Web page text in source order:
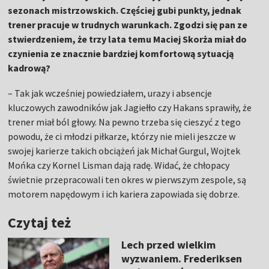
sezonach mistrzowskich. Częściej gubi punkty, jednak
trener pracuje w trudnych warunkach. Zgodzi się pan ze
stwierdzeniem, że trzy lata temu Maciej Skorża miał do
czynienia ze znacznie bardziej komfortową sytuacją
kadrową?
– Tak jak wcześniej powiedziałem, urazy i absencje
kluczowych zawodników jak Jagiełło czy Hakans sprawiły, że
trener miał ból głowy. Na pewno trzeba się cieszyć z tego
powodu, że ci młodzi piłkarze, którzy nie mieli jeszcze w
swojej karierze takich obciążeń jak Michał Gurgul, Wojtek
Mońka czy Kornel Lisman dają radę. Widać, że chłopacy
świetnie przepracowali ten okres w pierwszym zespole, są
motorem napędowym i ich kariera zapowiada się dobrze.
Czytaj też
Lech przed wielkim
wyzwaniem. Frederiksen